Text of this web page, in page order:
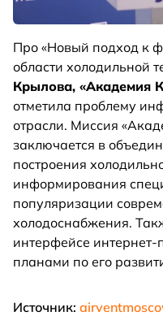
Про «Новый подход к
области холодильной
Крылова, «Академия
отметила проблему
отрасли. Миссия
заключается в
построения
информирования
популяризации
холодоснабжения.
интерфейсе интернет-
планами по его
Источник: